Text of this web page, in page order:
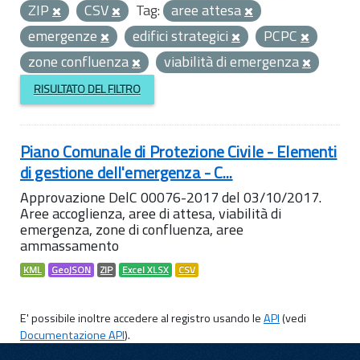
ZIP
CSV Tag: aree attesa
emergenze
edifici strategici
PCPC
zone confluenza
viabilità di emergenza
RISULTATO DEL FILTRO
Piano Comunale di Protezione Civile - Elementi
di gestione dell'emergenza - C...
Approvazione DelC 00076-2017 del 03/10/2017.
Aree accoglienza, aree di attesa, viabilità di
emergenza, zone di confluenza, aree
ammassamento
KML GeoJSON ZIP Excel XLSX CSV
E' possibile inoltre accedere al registro usando leAPI(vedi
Documentazione API).